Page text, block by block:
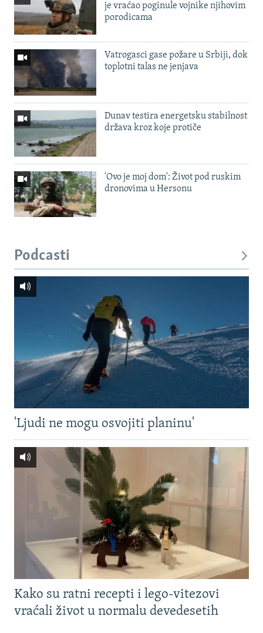
je vraćao poginule vojnike njihovim
porodicama
Vatrogasci gase požare u Srbiji, dok
toplotni talas ne jenjava
Dunav testira energetsku stabilnost
država kroz koje protiče
'Ovo je moj dom': Život pod ruskim
dronovima u Hersonu
Podcasti
'Ljudi ne mogu osvojiti planinu'
Kako su ratni recepti i lego-vitezovi
vraćali život u normalu devedesetih